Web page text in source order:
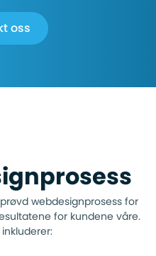
oss
webdesignprosess for
for kundene våre.